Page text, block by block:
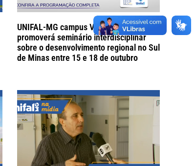
UNIFAL-MG campus Varginha
promoverá seminário interdisciplinar
sobre o desenvolvimento regional no Sul
de Minas entre 15 e 18 de outubro